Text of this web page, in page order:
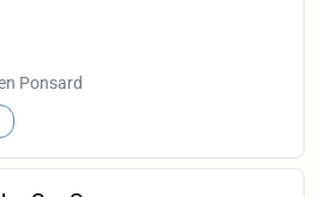
Ponsard